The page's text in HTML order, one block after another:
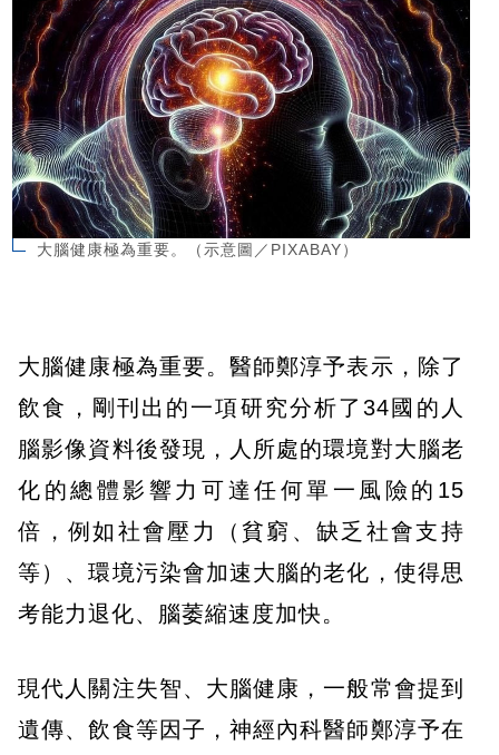
大腦健康極為重要。（示意圖／PIXABAY）
大腦健康極為重要。醫師鄭淳予表示，除了
飲食，剛刊出的一項研究分析了34國的人
腦影像資料後發現，人所處的環境對大腦老
化的總體影響力可達任何單一風險的15
倍，例如社會壓力（貧窮、缺乏社會支持
等）、環境污染會加速大腦的老化，使得思
考能力退化、腦萎縮速度加快。
現代人關注失智、大腦健康，一般常會提到
遺傳、飲食等因子，神經內科醫師鄭淳予在